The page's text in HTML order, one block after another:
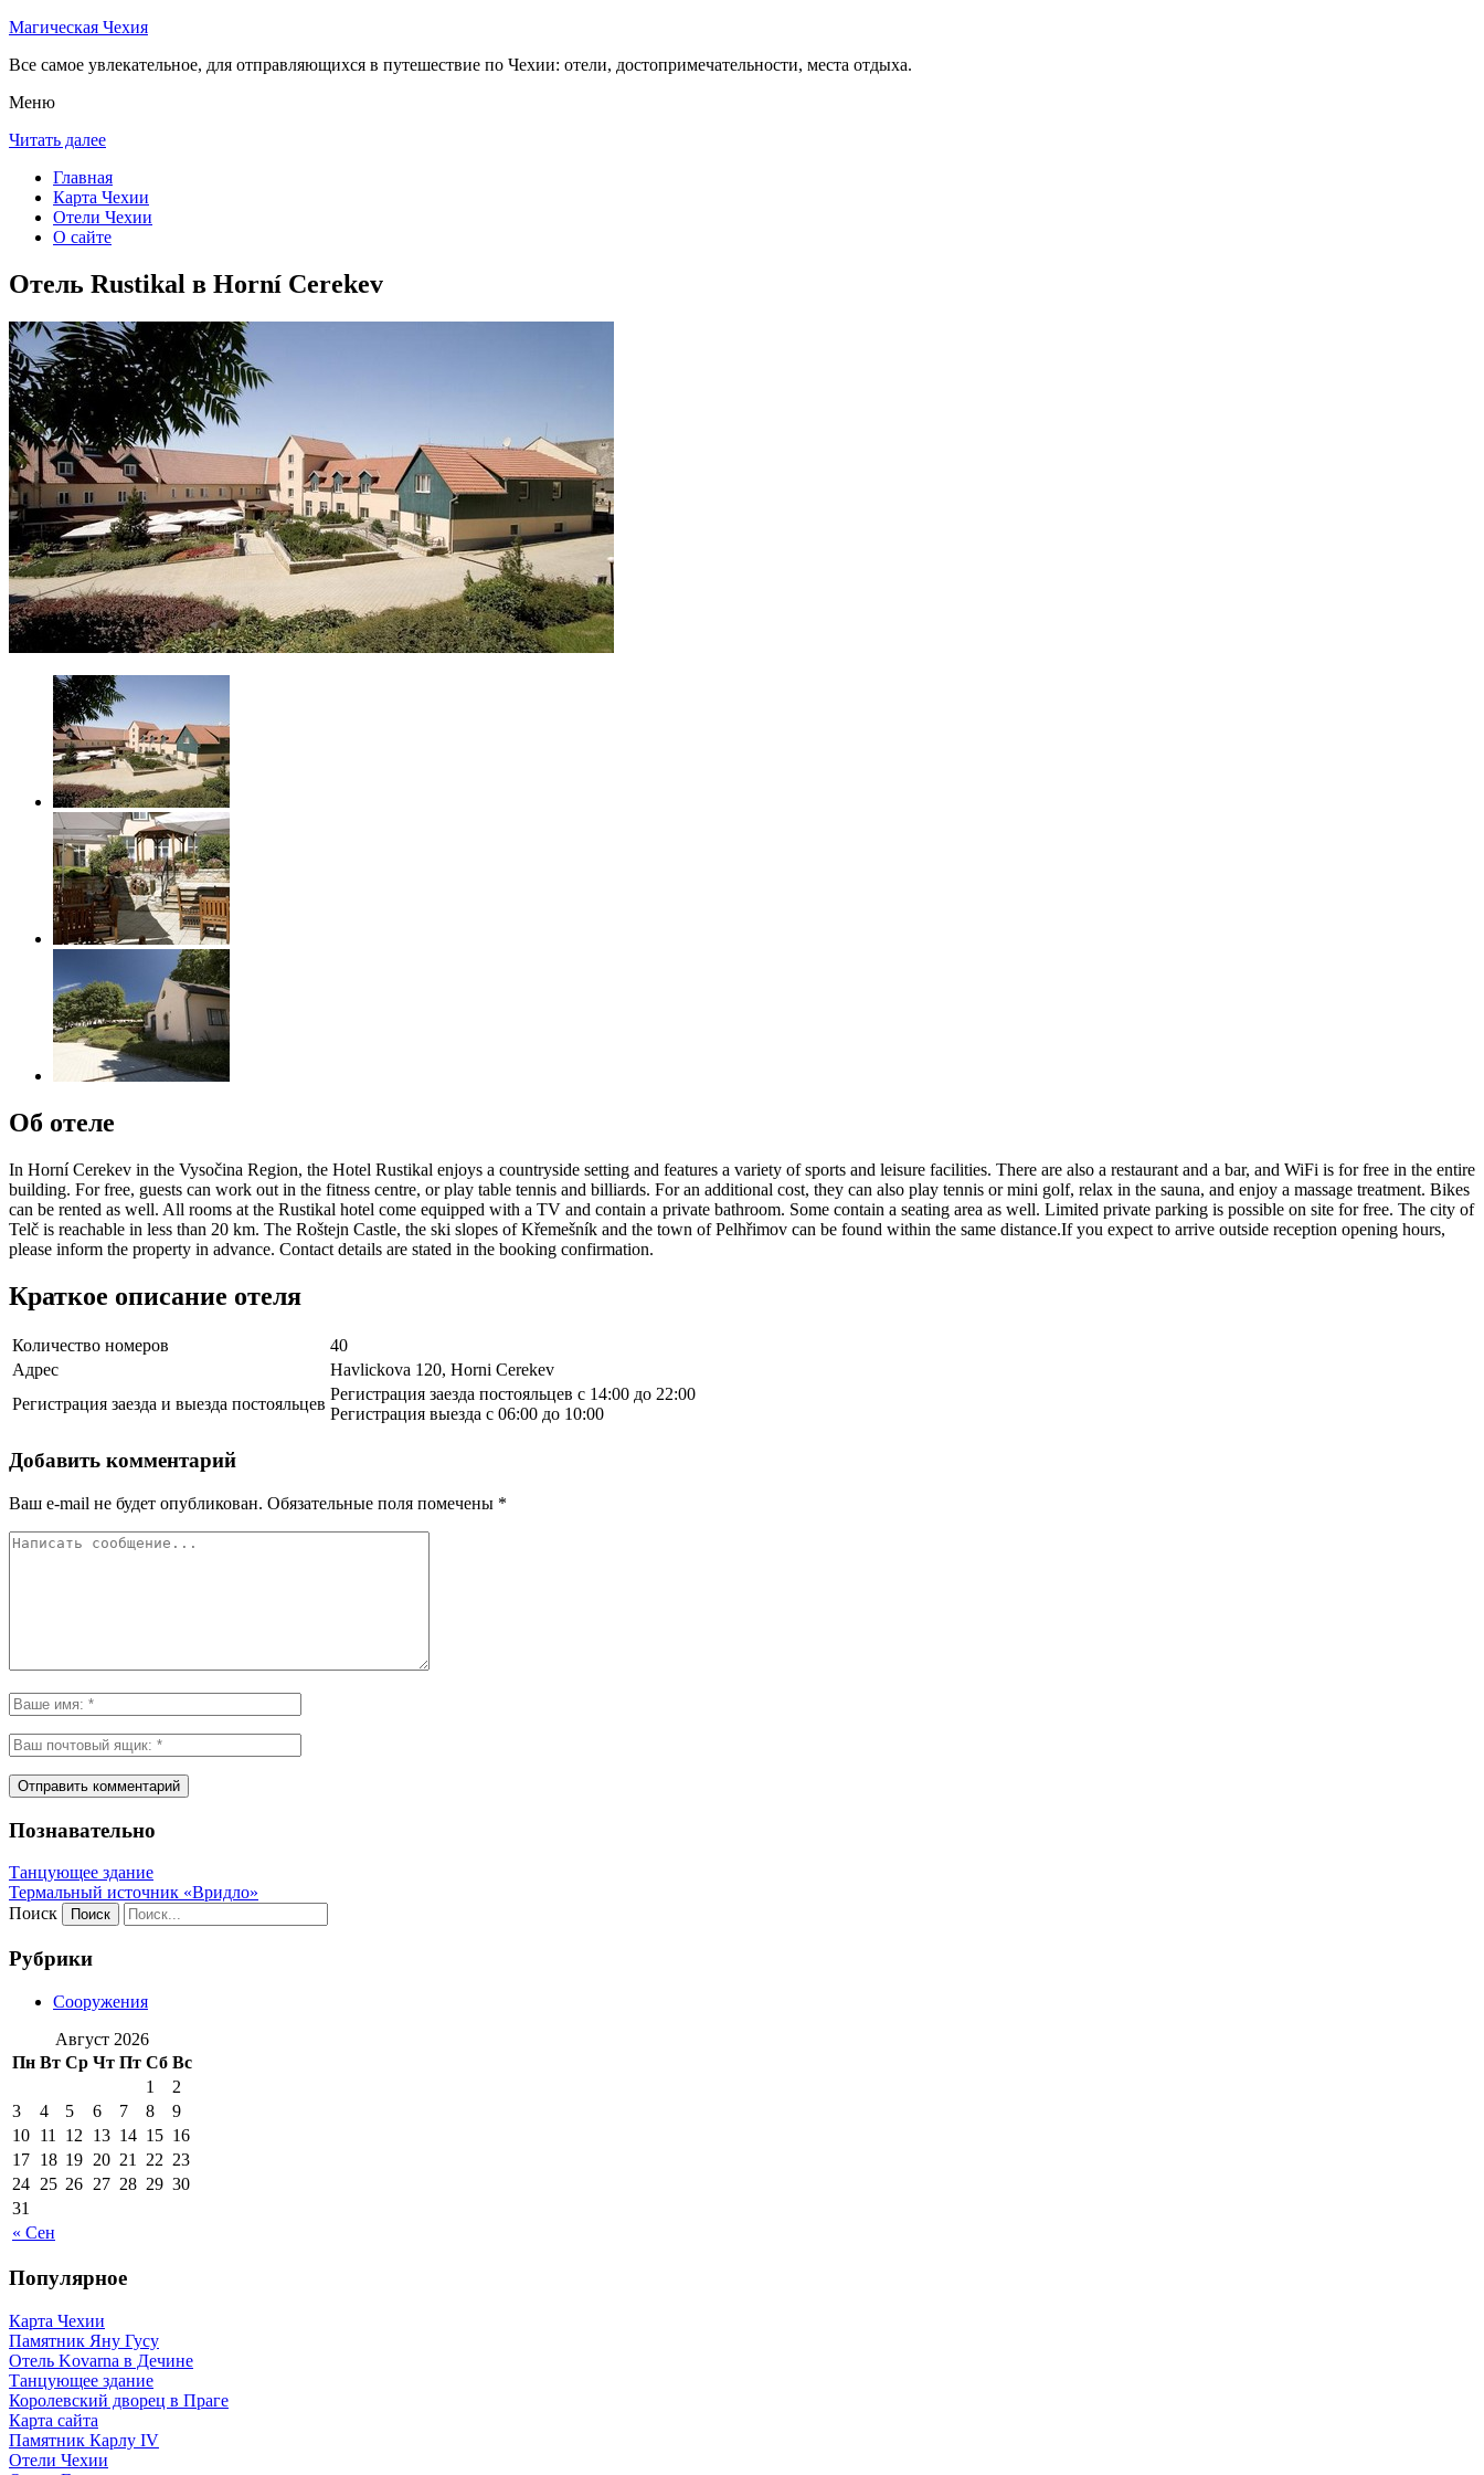
Магическая Чехия
Все самое увлекательное, для отправляющихся в путешествие по Чехии: отели, достопримечательности, места отдыха.
Меню
Читать далее
Главная
Карта Чехии
Отели Чехии
О сайте
Отель Rustikal в Horní Cerekev
Об отеле
In Horní Cerekev in the Vysočina Region, the Hotel Rustikal enjoys a countryside setting and features a variety of sports and leisure facilities. There are also a restaurant and a bar, and WiFi is for free in the entire
building. For free, guests can work out in the fitness centre, or play table tennis and billiards. For an additional cost, they can also play tennis or mini golf, relax in the sauna, and enjoy a massage treatment. Bikes
can be rented as well. All rooms at the Rustikal hotel come equipped with a TV and contain a private bathroom. Some contain a seating area as well. Limited private parking is possible on site for free. The city of
Telč is reachable in less than 20 km. The Roštejn Castle, the ski slopes of Křemešník and the town of Pelhřimov can be found within the same distance.If you expect to arrive outside reception opening hours,
please inform the property in advance. Contact details are stated in the booking confirmation.
Краткое описание отеля
Количество номеров
40
Адрес
Havlickova 120, Horni Cerekev
Регистрация заезда и выезда постояльцев
Регистрация заезда постояльцев с 14:00 до 22:00
Регистрация выезда с 06:00 до 10:00
Добавить комментарий
Ваш e-mail не будет опубликован. Обязательные поля помечены *
Познавательно
Танцующее здание
Термальный источник «Вридло»
Поиск
Рубрики
Сооружения
Август 2026
Пн Вт Ср Чт Пт Сб Вс
« Сен
1
2
3
4 5 6 7 8
9
10 11 12 13 14 15 16
17 18 19 20 21 22 23
24 25 26 27 28 29 30
31
Популярное
Карта Чехии
Памятник Яну Гусу
Отель Kovarna в Дечине
Танцующее здание
Королевский дворец в Праге
Карта сайта
Памятник Карлу IV
Отели Чехии